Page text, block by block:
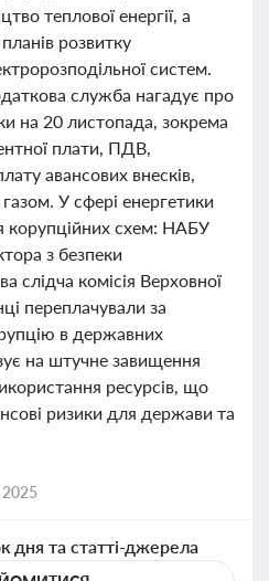
теплової енергії, а
розвитку
систем.
служба нагадує про
на 20 листопада, зокрема
плати, ПДВ,
авансових внесків,
У сфері енергетики
корупційних схем: НАБУ
з безпеки
слідча комісія Верховної
переплачували за
в державних
на штучне завищення
ресурсів, що
ризики для держави та
2025
дня та статті-джерела